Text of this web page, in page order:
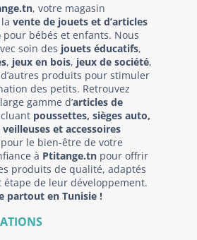
, votre magasin
vente de jouets et d’articles
pour bébés et enfants. Nous
soin des jouets éducatifs,
, jeux en bois, jeux de société,
produits pour stimuler
des petits. Retrouvez
gamme d’articles de
poussettes, sièges auto,
et accessoires
pour le bien-être de votre
à Ptitange.tn pour offrir
produits de qualité, adaptés
étape de leur développement.
partout en Tunisie !